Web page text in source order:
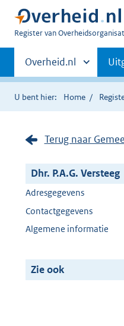
U
Register van
Primaire
navigatie
Andere
sites
binnen
Overheid.nl
U bent hier: Home
Terug naar
Dhr. P.A.G. Versteeg
Adresgegevens
Contactgegevens
Algemene informatie
Zie ook